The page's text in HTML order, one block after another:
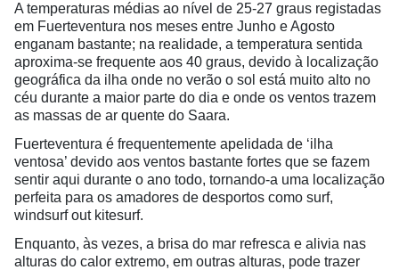
A temperaturas médias ao nível de 25-27 graus registadas
em Fuerteventura nos meses entre Junho e Agosto
enganam bastante; na realidade, a temperatura sentida
aproxima-se frequente aos 40 graus, devido à localização
geográfica da ilha onde no verão o sol está muito alto no
céu durante a maior parte do dia e onde os ventos trazem
as massas de ar quente do Saara.
Fuerteventura é frequentemente apelidada de ‘ilha
ventosa’ devido aos ventos bastante fortes que se fazem
sentir aqui durante o ano todo, tornando-a uma localização
perfeita para os amadores de desportos como surf,
windsurf out kitesurf.
Enquanto, às vezes, a brisa do mar refresca e alivia nas
alturas do calor extremo, em outras alturas, pode trazer